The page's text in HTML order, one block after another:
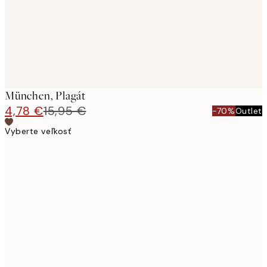
München, Plagát
4,78 €15,95 € -70%Outlet
Vyberte veľkosť